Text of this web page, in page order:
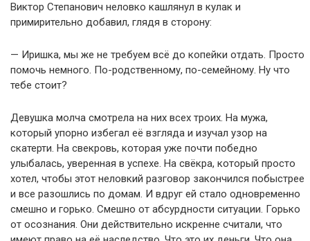
Виктор Степанович неловко кашлянул в кулак и
примирительно добавил, глядя в сторону:
— Иришка, мы же не требуем всё до копейки отдать. Просто
помочь немного. По-родственному, по-семейному. Ну что
тебе стоит?
Девушка молча смотрела на них всех троих. На мужа,
который упорно избегал её взгляда и изучал узор на
скатерти. На свекровь, которая уже почти победно
улыбалась, уверенная в успехе. На свёкра, который просто
хотел, чтобы этот неловкий разговор закончился побыстрее
и все разошлись по домам. И вдруг ей стало одновременно
смешно и горько. Смешно от абсурдности ситуации. Горько
от осознания. Они действительно искренне считали, что